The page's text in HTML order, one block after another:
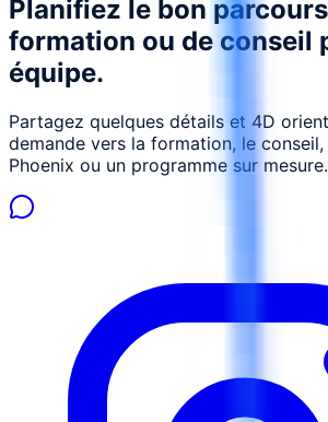
Planifiez le bon
formation ou de conseil
équipe.
Partagez quelques détails et 4D
demande vers la formation, le conseil,
Phoenix ou un programme sur mesure.